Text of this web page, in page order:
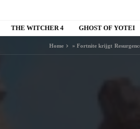
THE WITCHER 4 GHOST OF YOTEI
Home »Fortnite krijgt